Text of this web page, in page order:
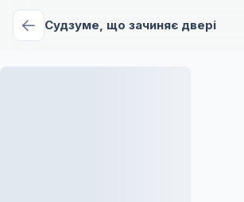
Судзуме, що зачиняє двері